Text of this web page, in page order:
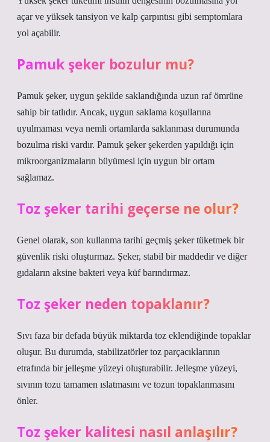
açar ve yüksek tansiyon ve kalp çarpıntısı gibi semptomlara
yol açabilir.
Pamuk şeker bozulur mu?
Pamuk şeker, uygun şekilde saklandığında uzun raf ömrüne
sahip bir tatlıdır. Ancak, uygun saklama koşullarına
uyulmaması veya nemli ortamlarda saklanması durumunda
bozulma riski vardır. Pamuk şeker şekerden yapıldığı için
mikroorganizmaların büyümesi için uygun bir ortam
sağlamaz.
Toz şeker tarihi geçerse ne olur?
Genel olarak, son kullanma tarihi geçmiş şeker tüketmek bir
güvenlik riski oluşturmaz. Şeker, stabil bir maddedir ve diğer
gıdaların aksine bakteri veya küf barındırmaz.
Toz şeker neden topaklanır?
Sıvı faza bir defada büyük miktarda toz eklendiğinde topaklar
oluşur. Bu durumda, stabilizatörler toz parçacıklarının
etrafında bir jelleşme yüzeyi oluşturabilir. Jelleşme yüzeyi,
sıvının tozu tamamen ıslatmasını ve tozun topaklanmasını
önler.
Toz şeker kalitesi nasıl anlaşılır?